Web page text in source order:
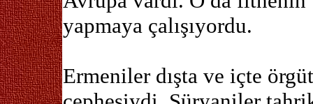
yapmaya çalışıyordu.
Ermeniler dışta ve içte